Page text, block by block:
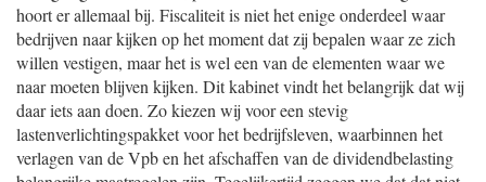
hoort er allemaal bij. Fiscaliteit is niet het enige onderdeel waar
bedrijven naar kijken op het moment dat zij bepalen waar ze zich
willen vestigen, maar het is wel een van de elementen waar we
naar moeten blijven kijken. Dit kabinet vindt het belangrijk dat wij
daar iets aan doen. Zo kiezen wij voor een stevig
lastenverlichtingspakket voor het bedrijfsleven, waarbinnen het
verlagen van de Vpb en het afschaffen van de dividendbelasting